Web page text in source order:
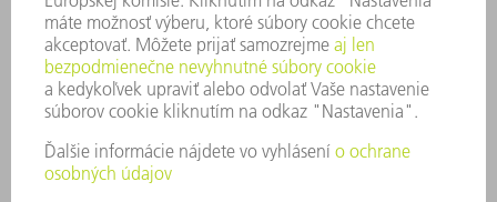
"Všetci vravia o digitalizácii, no kde
máme my ako spracovatelia plechu
začať?"